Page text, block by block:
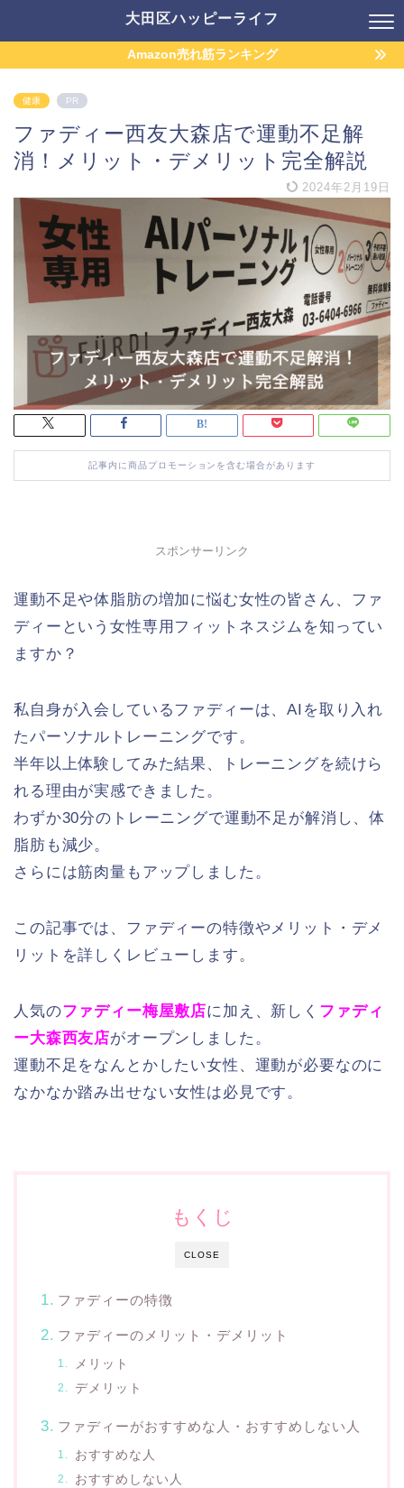
大田区ハッピーライフ
Amazon売れ筋ランキング
健康 PR
ファディー西友大森店で運動不足解
消！メリット・デメリット完全解説
2024年2月19日
記事内に商品プロモーションを含む場合があります
スポンサーリンク
運動不足や体脂肪の増加に悩む女性の皆さん、ファ
ディーという女性専用フィットネスジムを知ってい
ますか？
私自身が入会しているファディーは、AIを取り入れ
たパーソナルトレーニングです。
半年以上体験してみた結果、トレーニングを続けら
れる理由が実感できました。
わずか30分のトレーニングで運動不足が解消し、体
脂肪も減少。
さらには筋肉量もアップしました。
この記事では、ファディーの特徴やメリット・デメ
リットを詳しくレビューします。
人気のファディー梅屋敷店に加え、新しく ファディ
ー大森西友店がオープンしました。
運動不足をなんとかしたい女性、運動が必要なのに
なかなか踏み出せない女性は必見です。
CLOSE
もくじ
ファディーの特徴
ファディーのメリット・デメリット
メリット
デメリット
ファディーがおすすめな人・おすすめしない人
おすすめな人
おすすめしない人